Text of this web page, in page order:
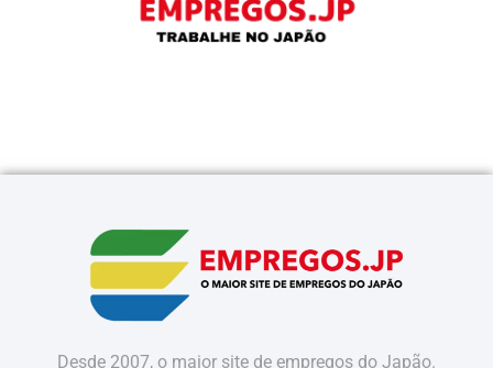
Desde 2007, o maior site de empregos do Japão.